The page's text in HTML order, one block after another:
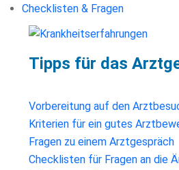
Checklisten & Fragen
Tipps für das
Vorbereitung auf den
Kriterien für ein gutes
Fragen zu einem Arztgespräch
Checklisten für Fragen an die